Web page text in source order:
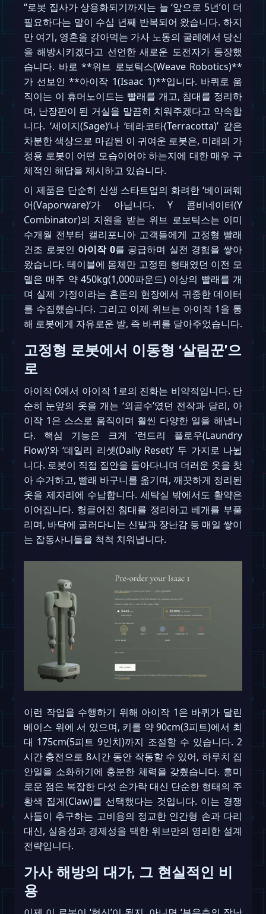
“로봇 집사가 상용화되기까지는 늘 ‘앞으로 5년’이 더
필요하다는 말이 수십 년째 반복되어 왔습니다. 하지
만 여기, 영혼을 갉아먹는 가사 노동의 굴레에서 당신
을 해방시키겠다고 선언한 새로운 도전자가 등장했
습니다. 바로 **위브 로보틱스(Weave Robotics)**
가 선보인 **아이작 1(Isaac 1)**입니다. 바퀴로 움
직이는 이 휴머노이드는 빨래를 개고, 침대를 정리하
며, 난장판이 된 거실을 말끔히 치워주겠다고 약속합
니다. ‘세이지(Sage)‘나 ‘테라코타(Terracotta)’ 같은
차분한 색상으로 마감된 이 귀여운 로봇은, 미래의 가
정용 로봇이 어떤 모습이어야 하는지에 대한 매우 구
체적인 해답을 제시하고 있습니다.
이 제품은 단순히 신생 스타트업의 화려한 ‘베이퍼웨
어(Vaporware)‘가 아닙니다. Y 콤비네이터(Y
Combinator)의 지원을 받는 위브 로보틱스는 이미
수개월 전부터 캘리포니아 고객들에게 고정형 빨래
건조 로봇인 아이작 0를 공급하며 실전 경험을 쌓아
왔습니다. 테이블에 몸체만 고정된 형태였던 이전 모
델은 매주 약 450kg(1,000파운드) 이상의 빨래를 개
며 실제 가정이라는 혼돈의 현장에서 귀중한 데이터
를 수집했습니다. 그리고 이제 위브는 아이작 1을 통
해 로봇에게 자유로운 발, 즉 바퀴를 달아주었습니다.
고정형 로봇에서 이동형 ‘살림꾼’으
로
아이작 0에서 아이작 1로의 진화는 비약적입니다. 단
순히 눈앞의 옷을 개는 ‘외골수’였던 전작과 달리, 아
이작 1은 스스로 움직이며 훨씬 다양한 일을 해냅니
다. 핵심 기능은 크게 ‘런드리 플로우(Laundry
Flow)‘와 ‘데일리 리셋(Daily Reset)’ 두 가지로 나뉩
니다. 로봇이 직접 집안을 돌아다니며 더러운 옷을 찾
아 수거하고, 빨래 바구니를 옮기며, 깨끗하게 정리된
옷을 제자리에 수납합니다. 세탁실 밖에서도 활약은
이어집니다. 헝클어진 침대를 정리하고 베개를 부풀
리며, 바닥에 굴러다니는 신발과 장난감 등 매일 쌓이
는 잡동사니들을 척척 치워냅니다.
이런 작업을 수행하기 위해 아이작 1은 바퀴가 달린
베이스 위에 서 있으며, 키를 약 90cm(3피트)에서 최
대 175cm(5피트 9인치)까지 조절할 수 있습니다. 2
시간 충전으로 8시간 동안 작동할 수 있어, 하루치 집
안일을 소화하기에 충분한 체력을 갖췄습니다. 흥미
로운 점은 복잡한 다섯 손가락 대신 단순한 형태의 주
황색 집게(Claw)를 선택했다는 것입니다. 이는 경쟁
사들이 추구하는 고비용의 정교한 인간형 손과 다리
대신, 실용성과 경제성을 택한 위브만의 영리한 설계
전략입니다.
가사 해방의 대가, 그 현실적인 비
용